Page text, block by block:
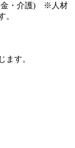
金・介護) ※人材
。
す。